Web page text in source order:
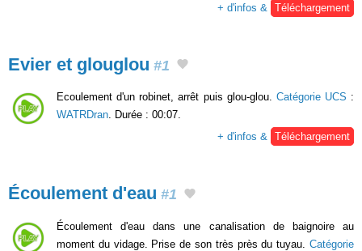
+ d'infos &
Téléchargement
Evier et glouglou #1
Ecoulement d'un robinet, arrêt puis glou-glou. Catégorie UCS :
WATRDran. Durée : 00:07.
+ d'infos & Téléchargement
Écoulement d'eau #1
Écoulement d'eau dans une canalisation de baignoire au
moment du vidage. Prise de son très près du tuyau. Catégorie